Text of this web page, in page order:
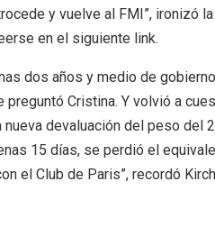
y vuelve al FMI”, ironizó
en el siguiente link.
dos años y medio de
preguntó Cristina. Y volvió a
nueva devaluación del peso del
15 días, se perdió el
el Club de Paris”, recordó